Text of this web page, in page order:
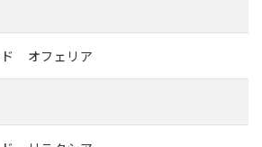
ド オフェリア